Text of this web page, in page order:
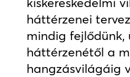
háttérzenei
mindig
háttérzenétől a
hangzásvilágáig